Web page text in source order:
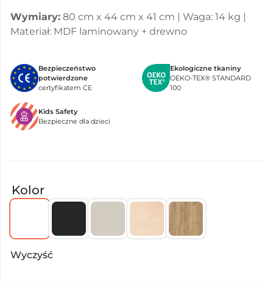
Wymiary: 80 cm x 44 cm x 41 cm | Waga: 14 kg |
Materiał: MDF laminowany + drewno
Bezpieczeństwo
potwierdzone
certyfikatem CE
Ekologiczne tkaniny
OEKO-TEX® STANDARD
100
Kids Safety
Bezpieczne dla dzieci
Kolor
Wyczyść